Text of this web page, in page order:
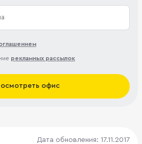
рекламных рассылок
офис
Дата обновления: 17.11.2017